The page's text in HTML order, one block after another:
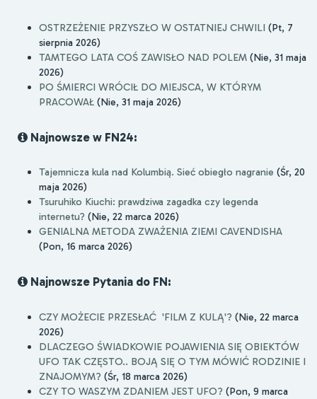
OSTRZEŻENIE PRZYSZŁO W OSTATNIEJ CHWILI (Pt, 7
sierpnia 2026)
TAMTEGO LATA COŚ ZAWISŁO NAD POLEM (Nie, 31 maja
2026)
PO ŚMIERCI WRÓCIŁ DO MIEJSCA, W KTÓRYM
PRACOWAŁ (Nie, 31 maja 2026)
Najnowsze w FN24:
Tajemnicza kula nad Kolumbią. Sieć obiegło nagranie (Śr, 20
maja 2026)
Tsuruhiko Kiuchi: prawdziwa zagadka czy legenda
internetu? (Nie, 22 marca 2026)
GENIALNA METODA ZWAŻENIA ZIEMI CAVENDISHA
(Pon, 16 marca 2026)
Najnowsze Pytania do FN:
CZY MOŻECIE PRZESŁAĆ 'FILM Z KULĄ'? (Nie, 22 marca
2026)
DLACZEGO ŚWIADKOWIE POJAWIENIA SIĘ OBIEKTÓW
UFO TAK CZĘSTO.. BOJĄ SIĘ O TYM MÓWIĆ RODZINIE I
ZNAJOMYM? (Śr, 18 marca 2026)
CZY TO WASZYM ZDANIEM JEST UFO? (Pon, 9 marca